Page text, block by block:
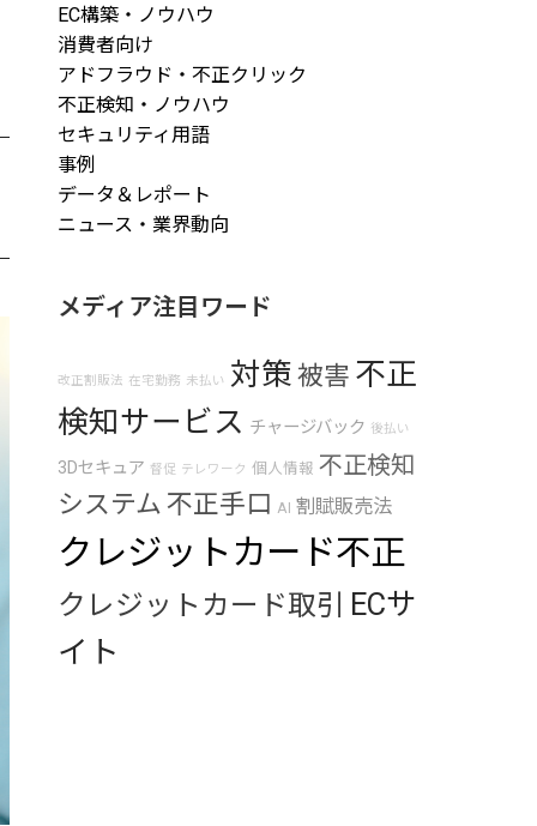
EC構築・ノウハウ
消費者向け
アドフラウド・不正クリック
不正検知・ノウハウ
セキュリティ用語
事例
データ＆レポート
ニュース・業界動向
メディア注目ワード
改正割販法 在宅勤務 未払い 対策 被害 不正
検知サービス チャージバック 後払い
3Dセキュア 督促 テレワーク 個人情報 不正検知
システム 不正手口 AI 割賦販売法
クレジットカード不正
クレジットカード取引
ECサ
イト